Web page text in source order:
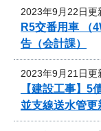
2023年9月22日更
R5交番用車 （
告（会計課）
2023年9月21日更
【建設工事】
並支線送水管